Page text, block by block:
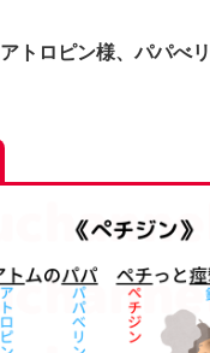
アトロピン様、パパべ